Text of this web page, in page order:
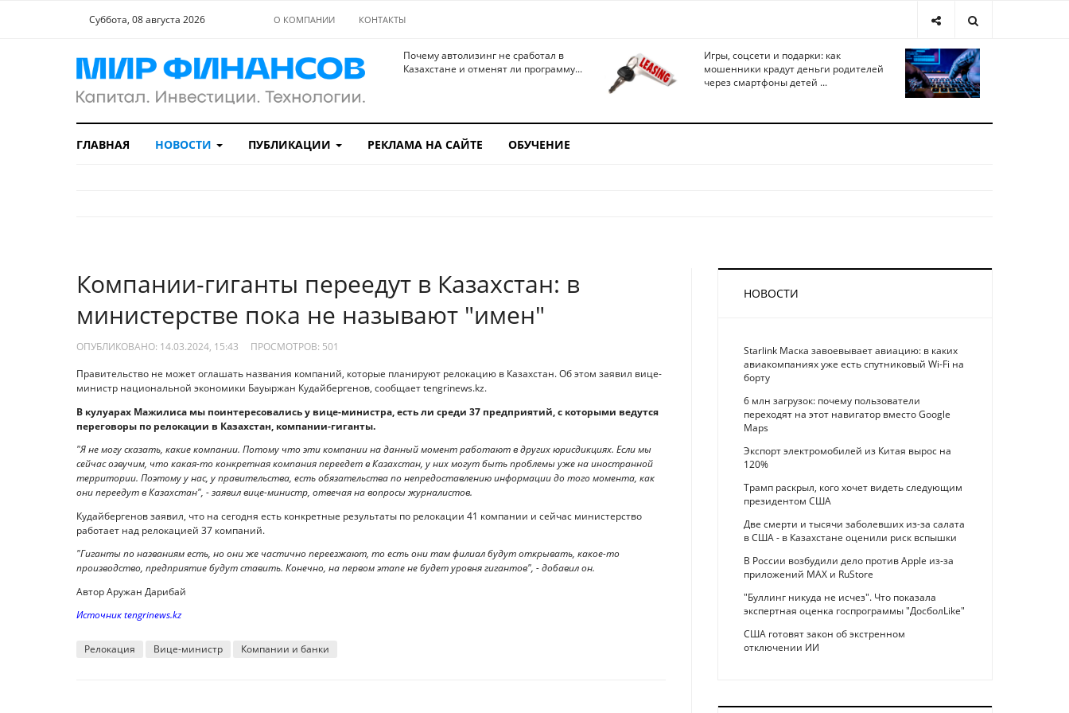
Суббота, 08 августа 2026 О КОМПАНИИ КОНТАКТЫ
Почему автолизинг не сработал в
Казахстане и отменят ли программу...
Игры, соцсети и подарки: как
мошенники крадут деньги родителей
через смартфоны детей ...
ГЛАВНАЯ НОВОСТИ ПУБЛИКАЦИИ РЕКЛАМА НА САЙТЕ ОБУЧЕНИЕ
Компании-гиганты переедут в Казахстан: в
министерстве пока не называют "имен"
ОПУБЛИКОВАНО: 14.03.2024, 15:43 ПРОСМОТРОВ: 501
Правительство не может оглашать названия компаний, которые планируют релокацию в Казахстан. Об этом заявил вице-
министр национальной экономики Бауыржан Кудайбергенов, сообщает tengrinews.kz.
В кулуарах Мажилиса мы поинтересовались у вице-министра, есть ли среди 37 предприятий, с которыми ведутся
переговоры по релокации в Казахстан, компании-гиганты.
"Я не могу сказать, какие компании. Потому что эти компании на данный момент работают в других юрисдикциях. Если мы
сейчас озвучим, что какая-то конкретная компания переедет в Казахстан, у них могут быть проблемы уже на иностранной
территории. Поэтому у нас, у правительства, есть обязательства по непредоставлению информации до того момента, как
они переедут в Казахстан", - заявил вице-министр, отвечая на вопросы журналистов.
Кудайбергенов заявил, что на сегодня есть конкретные результаты по релокации 41 компании и сейчас министерство
работает над релокацией 37 компаний.
"Гиганты по названиям есть, но они же частично переезжают, то есть они там филиал будут открывать, какое-то
производство, предприятие будут ставить. Конечно, на первом этапе не будет уровня гигантов", - добавил он.
Автор Аружан Дарибай
Источник tengrinews.kz
Релокация Вице-министр Компании и банки
НОВОСТИ
Starlink Маска завоевывает авиацию: в каких
авиакомпаниях уже есть спутниковый Wi-Fi на
борту
6 млн загрузок: почему пользователи
переходят на этот навигатор вместо Google
Maps
Экспорт электромобилей из Китая вырос на
120%
Трамп раскрыл, кого хочет видеть следующим
президентом США
Две смерти и тысячи заболевших из-за салата
в США - в Казахстане оценили риск вспышки
В России возбудили дело против Apple из-за
приложений MAX и RuStore
"Буллинг никуда не исчез". Что показала
экспертная оценка госпрограммы "ДосболLike"
США готовят закон об экстренном
отключении ИИ